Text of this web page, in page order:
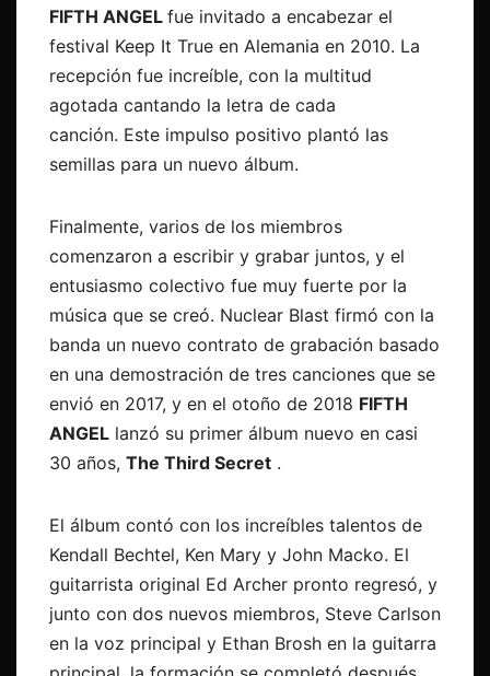
FIFTH ANGEL fue invitado a encabezar el
festival Keep It True en Alemania en 2010. La
recepción fue increíble, con la multitud
agotada cantando la letra de cada
canción. Este impulso positivo plantó las
semillas para un nuevo álbum.
Finalmente, varios de los miembros
comenzaron a escribir y grabar juntos, y el
entusiasmo colectivo fue muy fuerte por la
música que se creó. Nuclear Blast firmó con la
banda un nuevo contrato de grabación basado
en una demostración de tres canciones que se
envió en 2017, y en el otoño de 2018 FIFTH
ANGEL lanzó su primer álbum nuevo en casi
30 años, The Third Secret .
El álbum contó con los increíbles talentos de
Kendall Bechtel, Ken Mary y John Macko. El
guitarrista original Ed Archer pronto regresó, y
junto con dos nuevos miembros, Steve Carlson
en la voz principal y Ethan Brosh en la guitarra